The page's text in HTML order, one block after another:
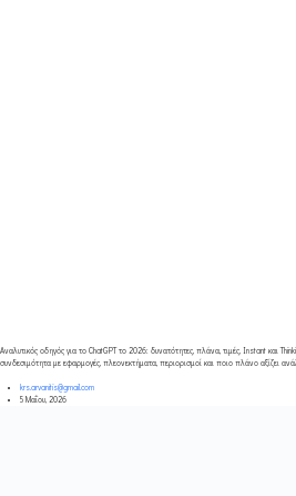
Αναλυτικός οδηγός για το ChatGPT το 2026: δυνατότητες, πλάνα, τιμές, Instant και
συνδεσιμότητα με εφαρμογές, πλεονεκτήματα, περιορισμοί και ποιο πλάνο αξίζει
krs.arvanitis@gmail.com
5 Μαΐου, 2026